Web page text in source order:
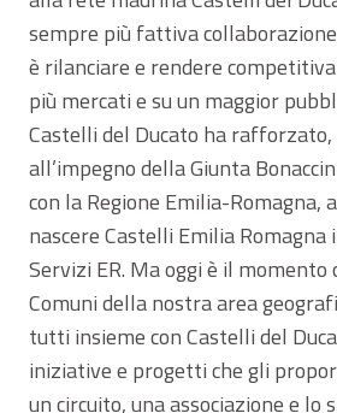
sempre più fattiva
è rilanciare e rendere
più mercati e su un maggior
Castelli del Ducato ha rafforzato,
all’impegno della Giunta
con la Regione Emilia-Romagna,
nascere Castelli Emilia Romagna
Servizi ER. Ma oggi è il momento
Comuni della nostra area
tutti insieme con Castelli del
iniziative e progetti che gli
un circuito, una associazione e lo